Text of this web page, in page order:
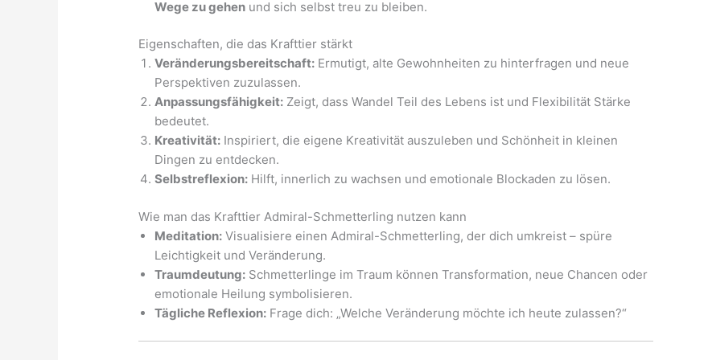
Wege zu gehen und sich selbst treu zu bleiben.
Eigenschaften, die das Krafttier stärkt
Veränderungsbereitschaft: Ermutigt, alte Gewohnheiten zu hinterfragen und neue
Perspektiven zuzulassen.
Anpassungsfähigkeit: Zeigt, dass Wandel Teil des Lebens ist und Flexibilität Stärke
bedeutet.
Kreativität: Inspiriert, die eigene Kreativität auszuleben und Schönheit in kleinen
Dingen zu entdecken.
Selbstreflexion: Hilft, innerlich zu wachsen und emotionale Blockaden zu lösen.
Wie man das Krafttier Admiral-Schmetterling nutzen kann
Meditation: Visualisiere einen Admiral-Schmetterling, der dich umkreist – spüre
Leichtigkeit und Veränderung.
Traumdeutung: Schmetterlinge im Traum können Transformation, neue Chancen oder
emotionale Heilung symbolisieren.
Tägliche Reflexion: Frage dich: „Welche Veränderung möchte ich heute zulassen?“